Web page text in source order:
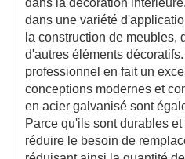
dans la décoration
dans une variété
la construction de meubles,
d'autres éléments
professionnel en fait un
conceptions modernes et
en acier galvanisé sont
Parce qu'ils sont durables
réduire le besoin de